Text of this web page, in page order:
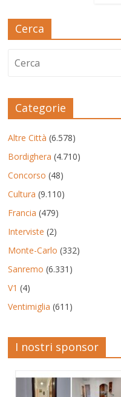
Cerca
Categorie
Altre Città (6.578)
Bordighera (4.710)
Concorso (48)
Cultura (9.110)
Francia (479)
Interviste (2)
Monte-Carlo (332)
Sanremo (6.331)
V1 (4)
Ventimiglia (611)
I nostri sponsor